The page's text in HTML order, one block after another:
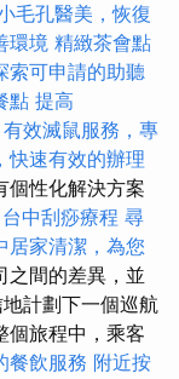
毛孔醫美，恢復
環境 精緻茶會點
索可申請的助聽
點 提高
有效滅鼠服務，專
快速有效的辦理
個性化解決方案
台中刮痧療程 尋
居家清潔，為您
之間的差異，並
計劃下一個巡航
個旅程中，乘客
餐飲服務 附近按